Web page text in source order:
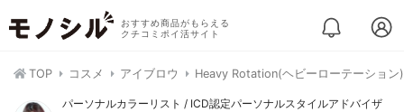
おすすめ商品がもらえる
クチコミポイ活サイト
TOP コスメ アイブロウ Heavy Rotation(ヘビーローテーショ
パーソナルカラーリスト / ICD認定パーソナルスタイルアドバイザ